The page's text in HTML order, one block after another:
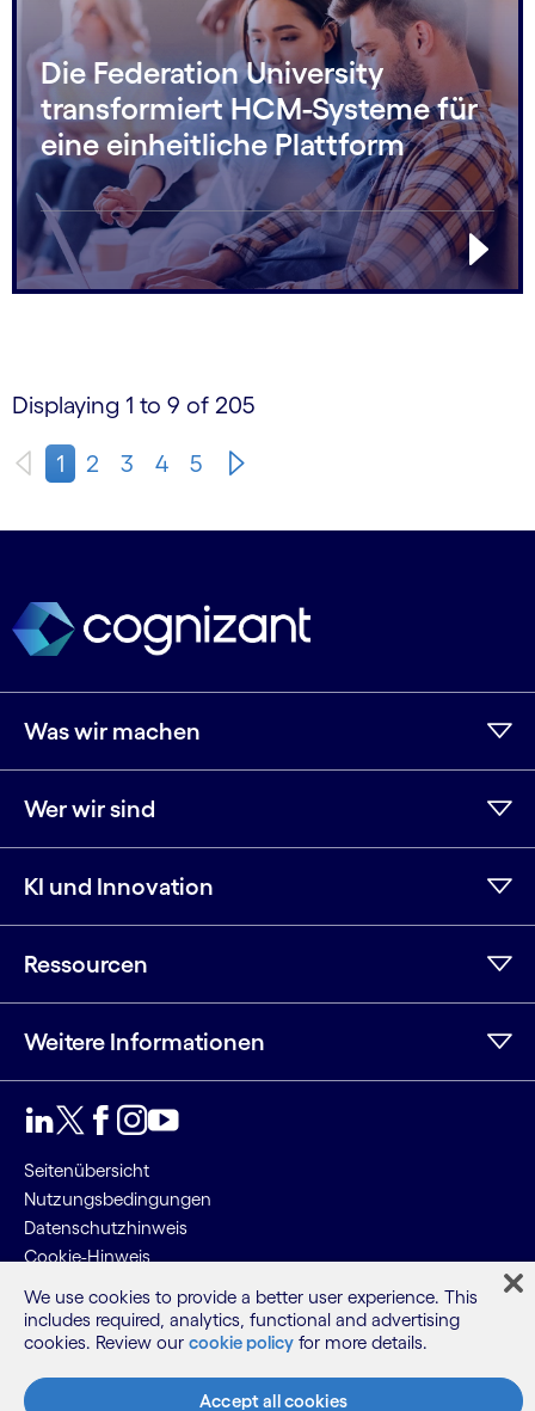
Die Federation University
transformiert HCM-Systeme für
eine einheitliche Plattform
Displaying 1 to 9 of 205
1 2 3 4 5
Was wir machen
Wer wir sind
KI und Innovation
Ressourcen
Weitere Informationen
Seitenübersicht
Nutzungsbedingungen
Datenschutzhinweis
Cookie-Hinweis
©2026 Cognizant, alle Rechte vorbehalten
We use cookies to provide a better user experience. This
includes required, analytics, functional and advertising
cookies. Review our cookie policy for more details.
Accept all cookies